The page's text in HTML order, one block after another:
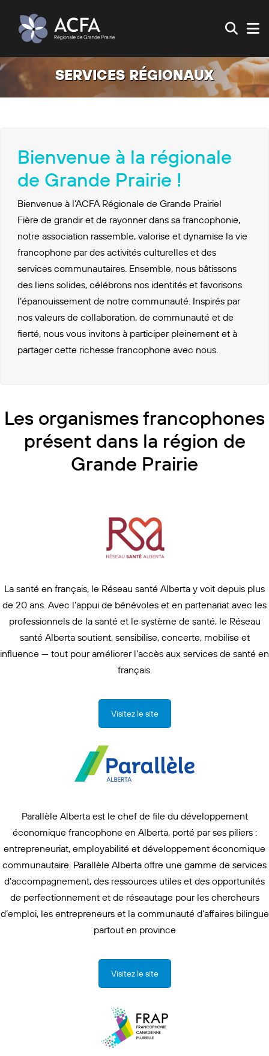
SERVICES RÉGIONAUX
Bienvenue à la régionale
de Grande Prairie !
Bienvenue à l’ACFA Régionale de Grande Prairie!
Fière de grandir et de rayonner dans sa francophonie,
notre association rassemble, valorise et dynamise la vie
francophone par des activités culturelles et des
services communautaires. Ensemble, nous bâtissons
des liens solides, célébrons nos identités et favorisons
l’épanouissement de notre communauté. Inspirés par
nos valeurs de collaboration, de communauté et de
fierté, nous vous invitons à participer pleinement et à
partager cette richesse francophone avec nous.
Les organismes francophones
présent dans la région de
Grande Prairie
La santé en français, le Réseau santé Alberta y voit depuis plus
de 20 ans. Avec l’appui de bénévoles et en partenariat avec les
professionnels de la santé et le système de santé, le Réseau
santé Alberta soutient, sensibilise, concerte, mobilise et
influence — tout pour améliorer l’accès aux services de santé en
français.
Visitez le site
Parallèle Alberta est le chef de file du développement
économique francophone en Alberta, porté par ses piliers :
entrepreneuriat, employabilité et développement économique
communautaire. Parallèle Alberta offre une gamme de services
d’accompagnement, des ressources utiles et des opportunités
de perfectionnement et de réseautage pour les chercheurs
d’emploi, les entrepreneurs et la communauté d’affaires bilingue
partout en province
Visitez le site